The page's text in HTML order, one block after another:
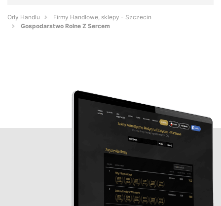
Orły Handlu
Firmy Handlowe, sklepy - Szczecin
Gospodarstwo Rolne Z Sercem